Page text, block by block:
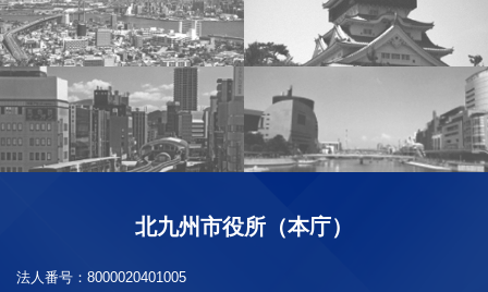
北九州市役所（本庁）
法人番号： 8000020401005